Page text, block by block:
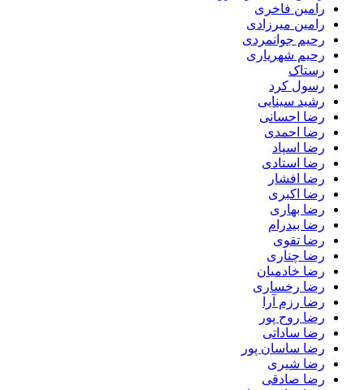
رامین فاخری
رامین میرزادی
رحیم جوانمردی
رحیم شهریاری
رستاک
رسول کرد
رشید سینایی
رضا احسانی
رضا احمدی
رضا اسپاد
رضا استادی
رضا افشار
رضا اکبری
رضا بهاری
رضا بیدرام
رضا تقوی
رضا چناری
رضا خادمیان
رضا رخساری
رضا رزم آرا
رضا روح پور
رضا ساداتی
رضا ساسان پور
رضا شیری
رضا صادقی